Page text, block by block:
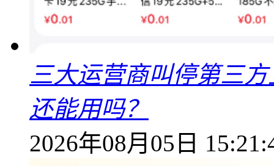
三大运营商叫停第三
还能用吗？
2026年08月05日